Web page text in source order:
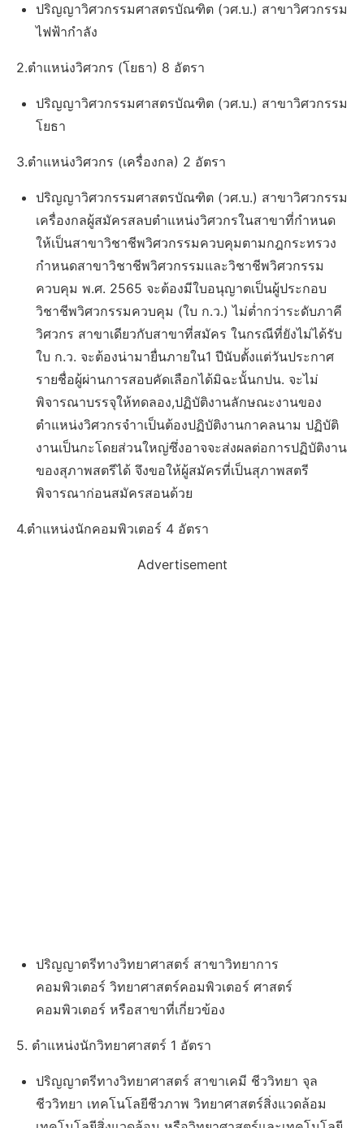
ปริญญาวิศวกรรมศาสตรบัณฑิต (วศ.บ.) สาขาวิศวกรรม
ไฟฟ้ากำลัง
2.ตำแหน่งวิศวกร (โยธา) 8 อัตรา
ปริญญาวิศวกรรมศาสตรบัณฑิต (วศ.บ.) สาขาวิศวกรรม
โยธา
3.ตำแหน่งวิศวกร (เครื่องกล) 2 อัตรา
ปริญญาวิศวกรรมศาสตรบัณฑิต (วศ.บ.) สาขาวิศวกรรม
เครื่องกลผู้สมัครสลบตำแหน่งวิศวกรในสาขาที่กำหนด
ให้เป็นสาขาวิชาชีพวิศวกรรมควบคุมตามกฎกระทรวง
กำหนดสาขาวิชาชีพวิศวกรรมและวิชาชีพวิศวกรรม
ควบคุม พ.ศ. 2565 จะต้องมีใบอนุญาตเป็นผู้ประกอบ
วิชาชีพวิศวกรรมควบคุม (ใบ ก.ว.) ไม่ตํ่ากว่าระดับภาคี
วิศวกร สาขาเดียวกับสาขาที่สมัคร ในกรณีที่ยังไม่ได้รับ
ใบ ก.ว. จะต้องน่ามายื่นภายใน1 ปีนับตั้งแต่วันประกาศ
รายชื่อผู้ผ่านการสอบคัดเลือกได้มิฉะนั้นกปน. จะไม่
พิจารณาบรรจุให้ทดลอง,ปฏิบัติงานลักษณะงานของ
ตำแหน่งวิศวกรจำาเป็นต้องปฏิบัติงานกาคลนาม ปฏิบัติ
งานเป็นกะโดยส่วนใหญ่ซึ่งอาจจะส่งผลต่อการปฏิบัติงาน
ของสุภาพสตรีได้ จึงขอให้ผู้สมัครที่เป็นสุภาพสตรี
พิจารณาก่อนสมัครสอนด้วย
4.ตำแหน่งนักคอมพิวเตอร์ 4 อัตรา
Advertisement
ปริญญาตรีทางวิทยาศาสตร์ สาขาวิทยาการ
คอมพิวเตอร์ วิทยาศาสตร์คอมพิวเตอร์ ศาสตร์
คอมพิวเตอร์ หรือสาขาที่เกี่ยวข้อง
5. ตำแหน่งนักวิทยาศาสตร์ 1 อัตรา
ปริญญาตรีทางวิทยาศาสตร์ สาขาเคมี ชีววิทยา จุล
ชีววิทยา เทคโนโลยีชีวภาพ วิทยาศาสตร์สิ่งแวดล้อม